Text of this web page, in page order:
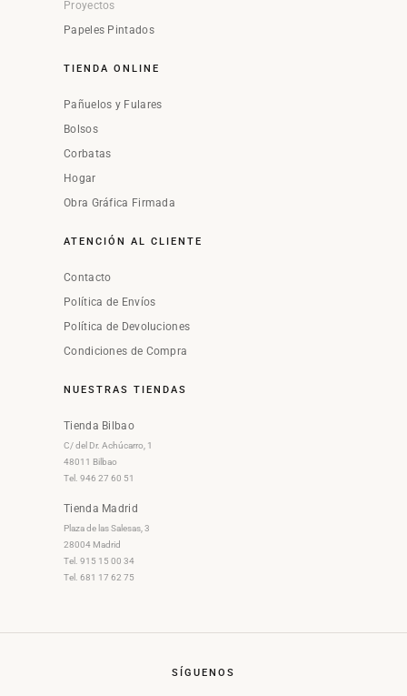
Proyectos
Papeles Pintados
TIENDA ONLINE
Pañuelos y Fulares
Bolsos
Corbatas
Hogar
Obra Gráfica Firmada
ATENCIÓN AL CLIENTE
Contacto
Política de Envíos
Política de Devoluciones
Condiciones de Compra
NUESTRAS TIENDAS
Tienda Bilbao
C/ del Dr. Achúcarro, 1
48011 Bilbao
Tel. 946 27 60 51
Tienda Madrid
Plaza de las Salesas, 3
28004 Madrid
Tel. 915 15 00 34
Tel. 681 17 62 75
SÍGUENOS